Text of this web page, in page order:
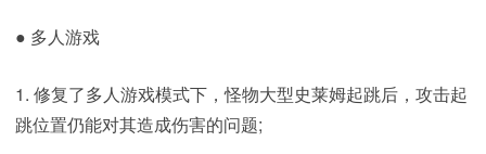
● 多人游戏
1. 修复了多人游戏模式下，怪物大型史莱姆起跳后，攻击起
跳位置仍能对其造成伤害的问题;